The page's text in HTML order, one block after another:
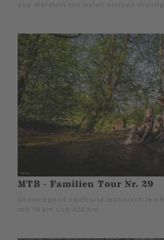
und Warstein mit vielen kleinen
MTB - Familien Tour Nr. 29
Überwiegend sanft und technisch
mit 18 km und 400 hm